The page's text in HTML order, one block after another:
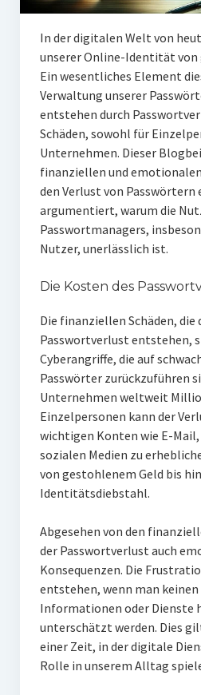
In der digitalen Welt von
unserer Online-Identität
Ein wesentliches Element
Verwaltung unserer
entstehen durch
Schäden, sowohl für
Unternehmen. Dieser
finanziellen und
den Verlust von Passwörtern
argumentiert, warum die
Passwortmanagers,
Nutzer, unerlässlich ist.
Die Kosten des
Die finanziellen Schäden, die
Passwortverlust entstehen,
Cyberangriffe, die auf
Passwörter zurückzuführen
Unternehmen weltweit
Einzelpersonen kann der
wichtigen Konten wie E-
sozialen Medien zu
von gestohlenem Geld bis
Identitätsdiebstahl.
Abgesehen von den
der Passwortverlust auch
Konsequenzen. Die
entstehen, wenn man
Informationen oder Dienste
unterschätzt werden. Dies
einer Zeit, in der digitale
Rolle in unserem Alltag